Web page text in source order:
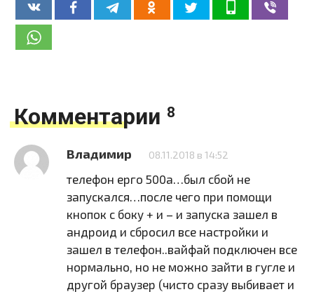
Комментарии 8
Владимир 08.11.2018 в 14:52
телефон ерго 500а…был сбой не
запускался…после чего при помощи
кнопок с боку + и – и запуска зашел в
андроид и сбросил все настройки и
зашел в телефон..вайфай подключен все
нормально, но не можно зайти в гугле и
другой браузер (чисто сразу выбивает и